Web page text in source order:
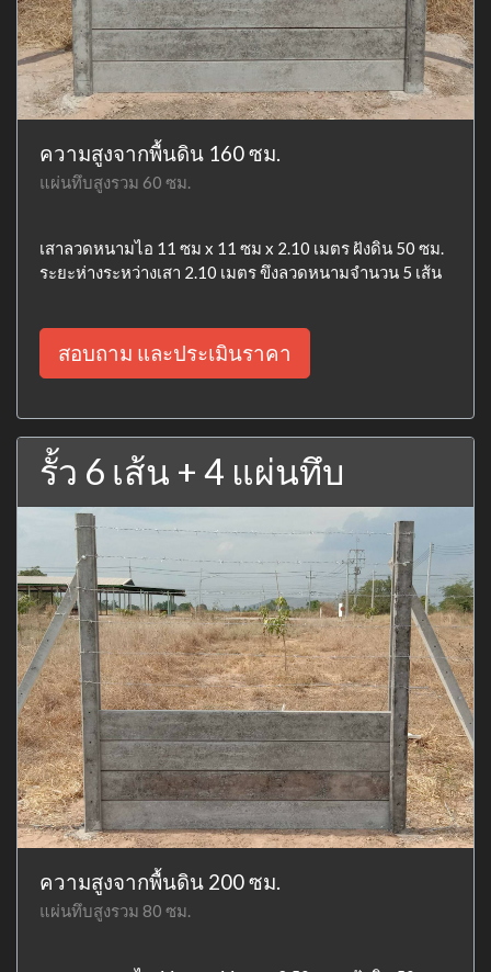
ความสูงจากพื้นดิน 160 ซม.
แผ่นทึบสูงรวม 60 ซม.
เสาลวดหนามไอ 11 ซม x 11 ซม x 2.10 เมตร ฝังดิน 50 ซม.
ระยะห่างระหว่างเสา 2.10 เมตร ขึงลวดหนามจำนวน 5 เส้น
สอบถาม และประเมินราคา
รั้ว 6 เส้น + 4 แผ่นทึบ
ความสูงจากพื้นดิน 200 ซม.
แผ่นทึบสูงรวม 80 ซม.